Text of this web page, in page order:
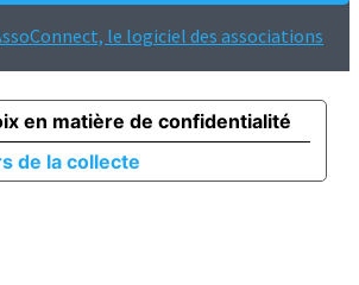
le logiciel des associations
de la collecte
en matière de confidentialité